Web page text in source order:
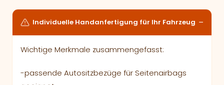
Individuelle Handanfertigung für Ihr Fahrzeug
Wichtige Merkmale zusammengefasst:
-passende Autositzbezüge für Seitenairbags